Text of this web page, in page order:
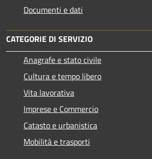
Documenti e dati
CATEGORIE DI SERVIZIO
Anagrafe e stato civile
Cultura e tempo libero
Vita lavorativa
Imprese e Commercio
Catasto e urbanistica
Mobilità e trasporti